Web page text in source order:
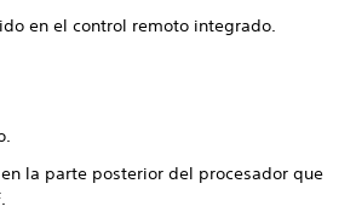
en el control remoto integrado.
la parte posterior del procesador que